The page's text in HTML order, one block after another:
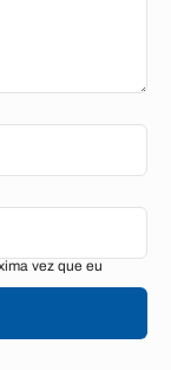
vez que eu